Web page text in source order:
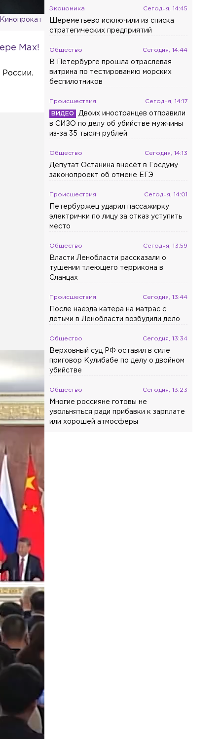
Max!
Экономика Сегодня, 14:45
Шереметьево исключили из списка
стратегических предприятий
Общество Сегодня, 14:44
В Петербурге прошла отраслевая
витрина по тестированию морских
беспилотников
Происшествия Сегодня, 14:17
Двоих иностранцев отправили
в СИЗО по делу об убийстве мужчины
из-за 35 тысяч рублей
Общество Сегодня, 14:13
Депутат Останина внесёт в Госдуму
законопроект об отмене ЕГЭ
Происшествия Сегодня, 14:01
Петербуржец ударил пассажирку
электрички по лицу за отказ уступить
место
Общество Сегодня, 13:59
Власти Ленобласти рассказали о
тушении тлеющего террикона в
Сланцах
Происшествия Сегодня, 13:44
После наезда катера на матрас с
детьми в Ленобласти возбудили дело
Общество Сегодня, 13:34
Верховный суд РФ оставил в силе
приговор Кулибабе по делу о двойном
убийстве
Общество Сегодня, 13:23
Многие россияне готовы не
увольняться ради прибавки к зарплате
или хорошей атмосферы